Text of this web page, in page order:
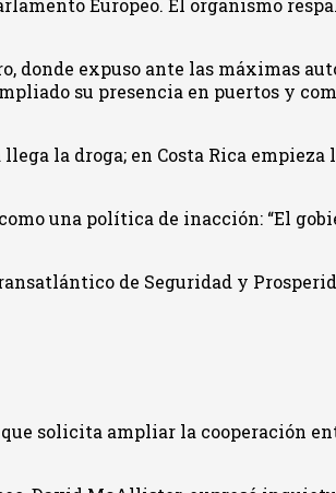
Europeo. El organismo
expuso ante las máximas
su presencia en puertos y
la droga; en Costa Rica
una política de inacción: “El
de Seguridad y
solicita ampliar la cooperación